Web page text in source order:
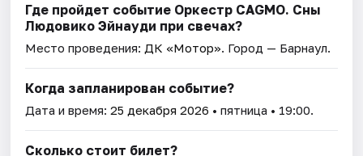
Где пройдет событие Оркестр CAGMO. Сны
Людовико Эйнауди при свечах?
Место проведения: ДК «Мотор». Город — Барнаул.
Когда запланирован событие?
Дата и время:25 декабря 2026 • пятница • 19:00.
Сколько стоит билет?